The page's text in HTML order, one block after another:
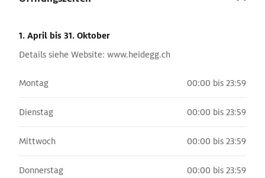
1. April bis 31. Oktober
Details siehe Website: www.heidegg.ch
Montag 00:00 bis 23:59
Dienstag 00:00 bis 23:59
Mittwoch 00:00 bis 23:59
Donnerstag 00:00 bis 23:59